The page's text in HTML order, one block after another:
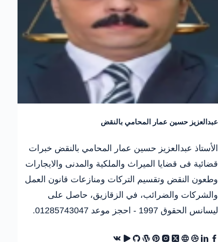
عبدالعزيز حسين عمار المحامي بالنقض
الأستاذ عبدالعزيز حسين عمار المحامي بالنقض خبرات
قضائية فى قضايا الميراث والملكية والمدنى والايجارات
وطعون النقض وتقسيم التركات ومنازعات قانون العمل
والشركات والضرائب، في الزقازيق، حاصل على
ليسانس الحقوق 1997 - احجز موعد 01285743047.